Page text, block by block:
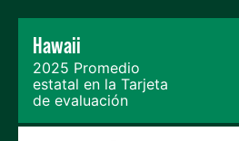
Hawaii
2025 Promedio
estatal en la Tarjeta
de evaluación